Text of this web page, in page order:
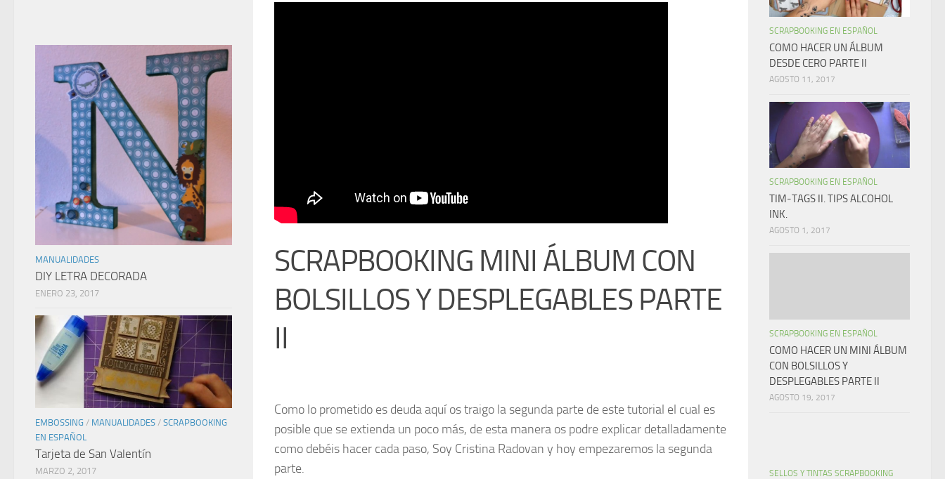
SCRAPBOOKING MINI ÁLBUM CON
BOLSILLOS Y DESPLEGABLES PARTE
II
Como lo prometido es deuda aquí os traigo la segunda parte de este tutorial el cual es
posible que se extienda un poco más, de esta manera os podre explicar detalladamente
como debéis hacer cada paso, Soy Cristina Radovan y hoy empezaremos la segunda
parte.
MANUALIDADES
DIY LETRA DECORADA
ENERO 23, 2017
EMBOSSING / MANUALIDADES / SCRAPBOOKING
EN ESPAÑOL
Tarjeta de San Valentín
MARZO 2, 2017
SCRAPBOOKING EN ESPAÑOL
COMO HACER UN ÁLBUM
DESDE CERO PARTE II
AGOSTO 11, 2017
SCRAPBOOKING EN ESPAÑOL
TIM-TAGS II. TIPS ALCOHOL
INK.
AGOSTO 1, 2017
SCRAPBOOKING EN ESPAÑOL
COMO HACER UN MINI ÁLBUM
CON BOLSILLOS Y
DESPLEGABLES PARTE II
AGOSTO 19, 2017
SELLOS Y TINTAS SCRAPBOOKING